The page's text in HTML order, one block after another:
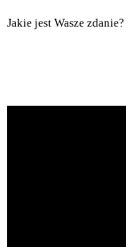
Jakie jest Wasze zdanie?